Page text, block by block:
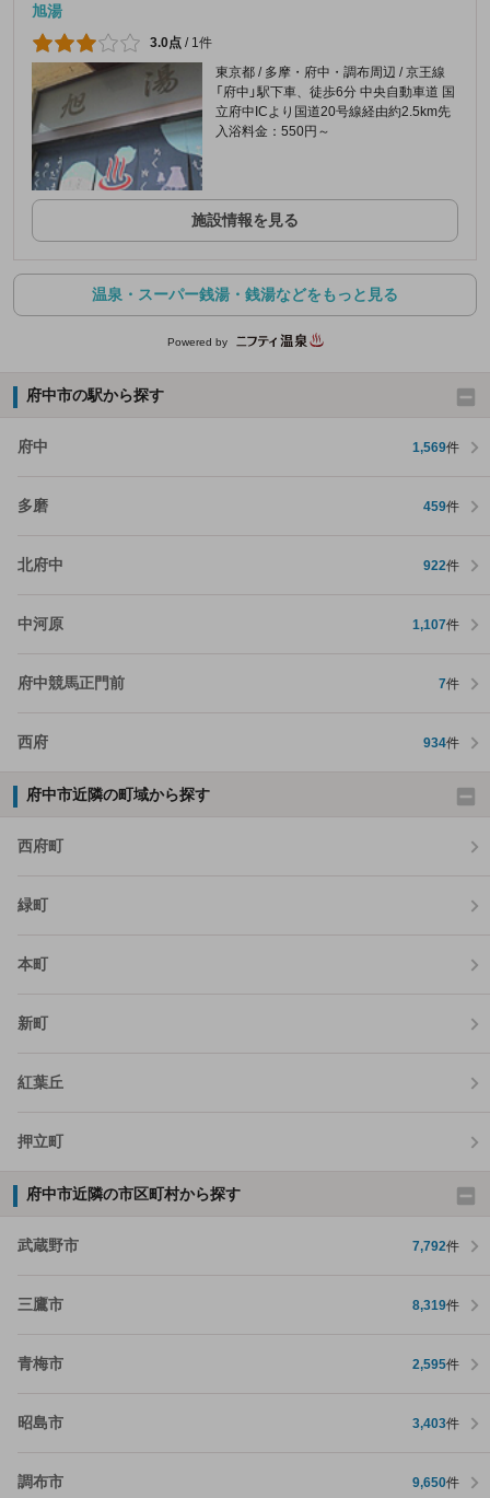
旭湯
3.0点 / 1件
東京都 / 多摩・府中・調布周辺 / 京王線
「府中」駅下車、徒歩6分 中央自動車道 国
立府中ICより国道20号線経由約2.5km先
入浴料金：550円～
施設情報を見る
温泉・スーパー銭湯・銭湯などをもっと見る
Powered by
府中市の駅から探す
府中 1,569件
多磨 459件
北府中 922件
中河原 1,107件
府中競馬正門前 7件
西府 934件
府中市近隣の町域から探す
西府町
緑町
本町
新町
紅葉丘
押立町
府中市近隣の市区町村から探す
武蔵野市 7,792件
三鷹市 8,319件
青梅市 2,595件
昭島市 3,403件
調布市 9,650件